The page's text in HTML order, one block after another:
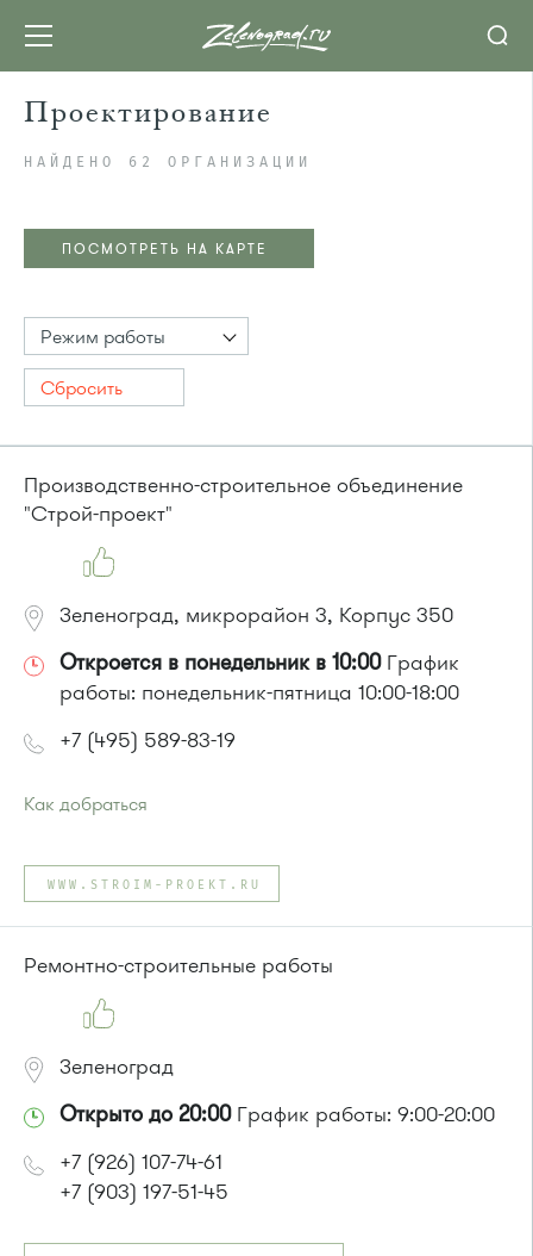
Проектирование
НАЙДЕНО 62 ОРГАНИЗАЦИИ
ПОСМОТРЕТЬ НА КАРТЕ
Режим работы
Сбросить
Производственно-строительное объединение
"Строй-проект"
Зеленоград, микрорайон 3, Корпус 350
Откроется в понедельник в 10:00График
работы: понедельник-пятница 10:00-18:00
+7 (495) 589-83-19
Как добраться
Автобусы № 2, 6, 7, 10, 19.
Маршрутка № 419м, 476м, 720м, 903
или до остановки"Дворец культуры":
Маршрутка № 419м, 476м, 720м, 903
WWW.STROIM-PROEKT.RU
Ремонтно-строительные работы
Зеленоград
Открыто до 20:00График работы: 9:00-20:00
+7 (926) 107-74-61
+7 (903) 197-51-45